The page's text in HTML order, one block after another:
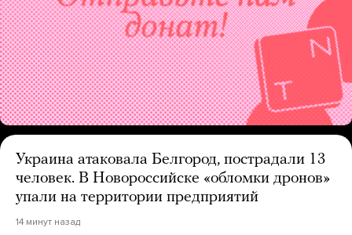
Украина атаковала Белгород, пострадали 13
человек. В Новороссийске «обломки дронов»
упали на территории предприятий
14 минут назад